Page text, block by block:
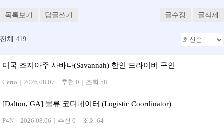
목록보기 답글쓰기 글수정 글삭제
전체 419
미국 조지아주 사바나(Savannah) 한인 드라이버 구인
Certo | 2026.08.07 | 추천 0 | 조회 58
[Dalton, GA] 물류 코디네이터 (Logistic Coordinator)
P4N | 2026.08.06 | 추천 0 | 조회 64